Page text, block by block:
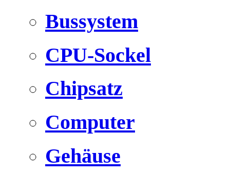
Bussystem
CPU-Sockel
Chipsatz
Computer
Gehäuse